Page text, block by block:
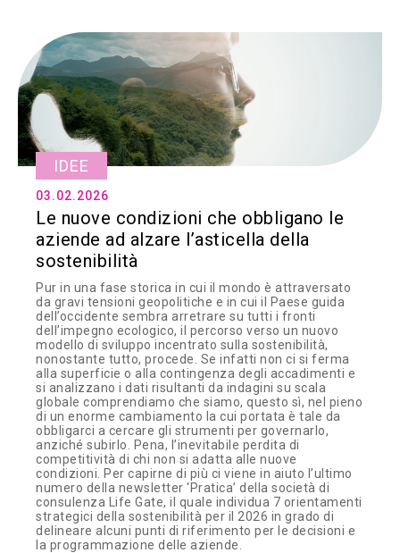
IDEE
03.02.2026
Le nuove condizioni che obbligano le
aziende ad alzare l’asticella della
sostenibilità
Pur in una fase storica in cui il mondo è attraversato
da gravi tensioni geopolitiche e in cui il Paese guida
dell’occidente sembra arretrare su tutti i fronti
dell’impegno ecologico, il percorso verso un nuovo
modello di sviluppo incentrato sulla sostenibilità,
nonostante tutto, procede. Se infatti non ci si ferma
alla superficie o alla contingenza degli accadimenti e
si analizzano i dati risultanti da indagini su scala
globale comprendiamo che siamo, questo sì, nel pieno
di un enorme cambiamento la cui portata è tale da
obbligarci a cercare gli strumenti per governarlo,
anziché subirlo. Pena, l’inevitabile perdita di
competitività di chi non si adatta alle nuove
condizioni. Per capirne di più ci viene in aiuto l’ultimo
numero della newsletter ‘Pratica’ della società di
consulenza Life Gate, il quale individua 7 orientamenti
strategici della sostenibilità per il 2026 in grado di
delineare alcuni punti di riferimento per le decisioni e
la programmazione delle aziende.